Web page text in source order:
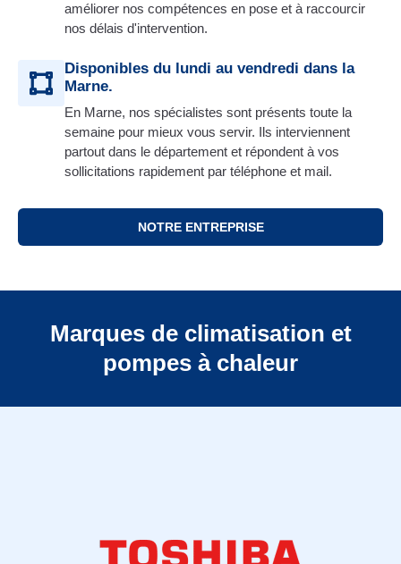
améliorer nos compétences en pose et à raccourcir
nos délais d'intervention.
Disponibles du lundi au vendredi dans la
Marne.
En Marne, nos spécialistes sont présents toute la
semaine pour mieux vous servir. Ils interviennent
partout dans le département et répondent à vos
sollicitations rapidement par téléphone et mail.
NOTRE ENTREPRISE
Marques de climatisation et
pompes à chaleur